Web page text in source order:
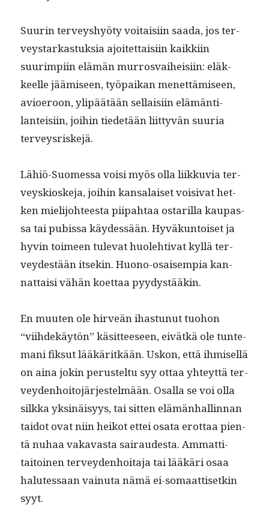
Suurin ter­veyshyö­ty voitaisi­in saa­da, jos ter­
veystarkas­tuk­sia ajoitet­taisi­in kaikki­in
suurimpi­in elämän mur­rosvai­heisi­in: eläk­
keelle jäämiseen, työ­paikan menet­tämiseen,
avio­eroon, ylipäätään sel­l­aisi­in elämän­ti­
lanteisi­in, joi­hin tiede­tään liit­tyvän suuria
terveysriskejä.
Lähiö-Suomes­sa voisi myös olla liikku­via ter­
veyskioske­ja, joi­hin kansalaiset voisi­vat het­
ken mieli­jo­hteesta piipah­taa ostar­il­la kau­pas­
sa tai pubis­sa käy­dessään. Hyväkun­toiset ja
hyvin toimeen tule­vat huole­hti­vat kyl­lä ter­
vey­destään itsekin. Huono-osaisem­pia kan­
nat­taisi vähän koet­taa pyydystääkin.
En muuten ole hirveän ihas­tunut tuo­hon
“viihdekäytön” käsit­teeseen, eivätkä ole tun­te­
mani fik­sut lääkäritkään. Uskon, että ihmisel­lä
on aina jokin perustel­tu syy ottaa yhteyt­tä ter­
vey­den­hoito­jär­jestelmään. Osal­la se voi olla
silk­ka yksinäisyys, tai sit­ten elämän­hallinnan
taidot ovat niin heikot ettei osa­ta erot­taa pien­
tä nuhaa vakavas­ta sairaud­es­ta. Ammat­ti­
taitoinen ter­vey­den­hoita­ja tai lääkäri osaa
halutes­saan vain­u­ta nämä ei-somaat­tisetkin
syyt.